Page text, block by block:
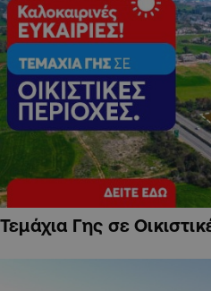
Τεμάχια Γης σε